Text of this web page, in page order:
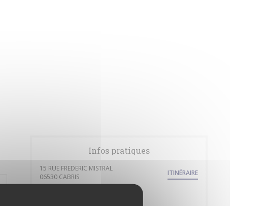
Infos pratiques
15 RUE FREDERIC MISTRAL
06530 CABRIS((ouvre une nouvelle fenêtre)) ITINÉRAIRE